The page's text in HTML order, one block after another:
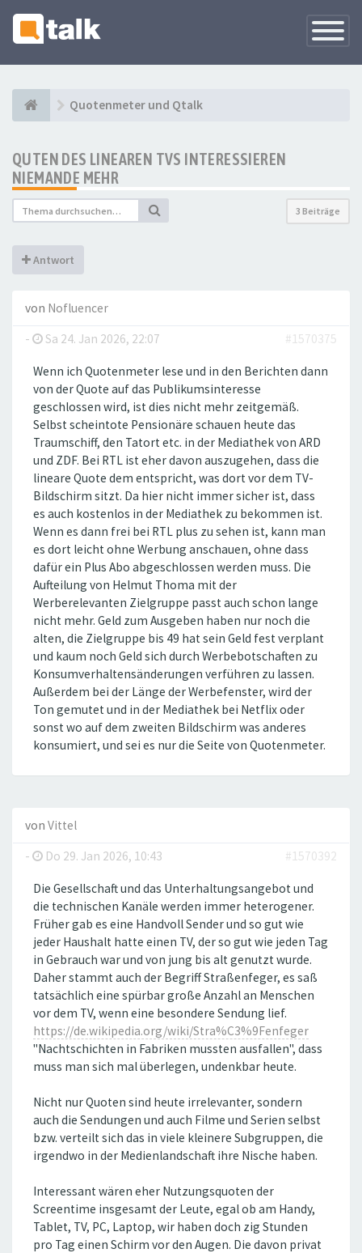
Quotenmeter und Qtalk
QUTEN DES LINEAREN TVS INTERESSIEREN
NIEMANDE MEHR
3 Beiträge
Antwort
von Nofluencer
-
Sa 24. Jan 2026, 22:07 #1570375
Wenn ich Quotenmeter lese und in den Berichten dann
von der Quote auf das Publikumsinteresse
geschlossen wird, ist dies nicht mehr zeitgemäß.
Selbst scheintote Pensionäre schauen heute das
Traumschiff, den Tatort etc. in der Mediathek von ARD
und ZDF. Bei RTL ist eher davon auszugehen, dass die
lineare Quote dem entspricht, was dort vor dem TV-
Bildschirm sitzt. Da hier nicht immer sicher ist, dass
es auch kostenlos in der Mediathek zu bekommen ist.
Wenn es dann frei bei RTL plus zu sehen ist, kann man
es dort leicht ohne Werbung anschauen, ohne dass
dafür ein Plus Abo abgeschlossen werden muss. Die
Aufteilung von Helmut Thoma mit der
Werberelevanten Zielgruppe passt auch schon lange
nicht mehr. Geld zum Ausgeben haben nur noch die
alten, die Zielgruppe bis 49 hat sein Geld fest verplant
und kaum noch Geld sich durch Werbebotschaften zu
Konsumverhaltensänderungen verführen zu lassen.
Außerdem bei der Länge der Werbefenster, wird der
Ton gemutet und in der Mediathek bei Netflix oder
sonst wo auf dem zweiten Bildschirm was anderes
konsumiert, und sei es nur die Seite von Quotenmeter.
von Vittel
-
Do 29. Jan 2026, 10:43 #1570392
Die Gesellschaft und das Unterhaltungsangebot und
die technischen Kanäle werden immer heterogener.
Früher gab es eine Handvoll Sender und so gut wie
jeder Haushalt hatte einen TV, der so gut wie jeden Tag
in Gebrauch war und von jung bis alt genutzt wurde.
Daher stammt auch der Begriff Straßenfeger, es saß
tatsächlich eine spürbar große Anzahl an Menschen
vor dem TV, wenn eine besondere Sendung lief.
https://de.wikipedia.org/wiki/Stra%C3%9Fenfeger
"Nachtschichten in Fabriken mussten ausfallen", dass
muss man sich mal überlegen, undenkbar heute.
Nicht nur Quoten sind heute irrelevanter, sondern
auch die Sendungen und auch Filme und Serien selbst
bzw. verteilt sich das in viele kleinere Subgruppen, die
irgendwo in der Medienlandschaft ihre Nische haben.
Interessant wären eher Nutzungsquoten der
Screentime insgesamt der Leute, egal ob am Handy,
Tablet, TV, PC, Laptop, wir haben doch zig Stunden
pro Tag einen Schirm vor den Augen. Die davon privat